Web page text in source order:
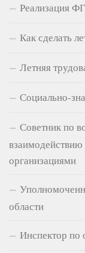
Реализация
Как сделать
Летняя
Социально-
Советник по
организациями
области
Инспектор по